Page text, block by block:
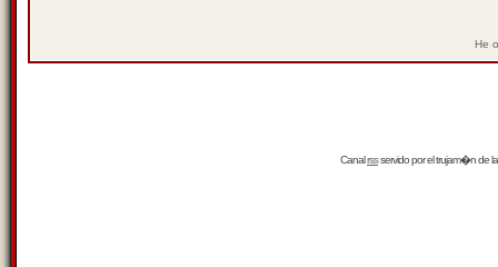
He
Canalrssservido por eltrujam�nde